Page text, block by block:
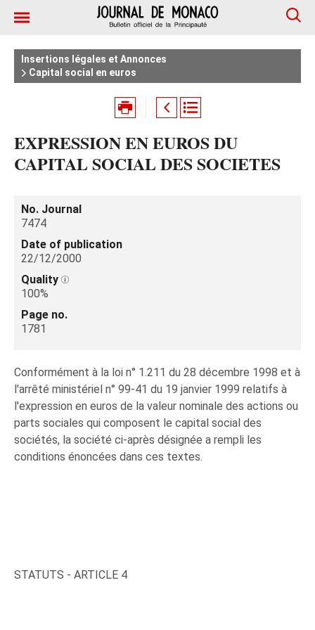
Insertions légales et Annonces
Capital social en euros
EXPRESSION EN EUROS DU
CAPITAL SOCIAL DES SOCIETES
No. Journal
7474
Date of publication
22/12/2000
Quality
100%
Page no.
1781
Conformément à la loi n° 1.211 du 28 décembre 1998 et à
l'arrêté ministériel n° 99-41 du 19 janvier 1999 relatifs à
l'expression en euros de la valeur nominale des actions ou
parts sociales qui composent le capital social des
sociétés, la société ci-après désignée a rempli les
conditions énoncées dans ces textes.
STATUTS - ARTICLE 4